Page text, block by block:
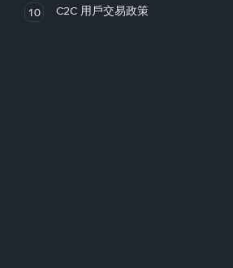
10 C2C 用戶交易政策